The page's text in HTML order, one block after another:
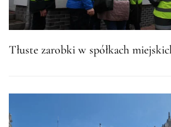
Tłuste zarobki w spółkach